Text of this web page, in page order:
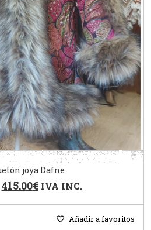
joya Dafne
415.00€ IVA INC.
Añadir a favoritos